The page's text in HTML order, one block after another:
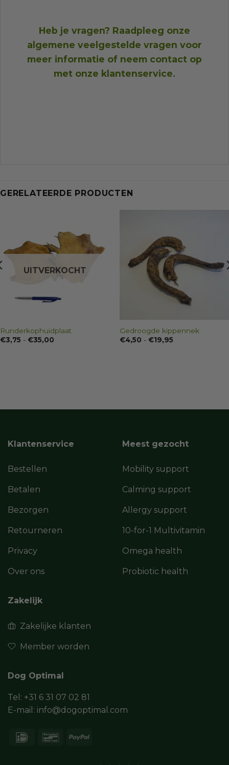
Heb je vragen? Raadpleeg onze
algemene veelgestelde vragen voor
meer informatie of neem contact op
met onze klantenservice.
GERELATEERDE PRODUCTEN
UITVERKOCHT
Runderkophuidplaat
€3,75 - €35,00Prijsklasse:
Gedroogde kippennek
€4,50 - €19,95Prijsklasse:
Klantenservice
Bestellen
Betalen
Bezorgen
Retourneren
Privacy
Over ons
Meest gezocht
Mobility support
Calming support
Allergy support
10-for-1 Multivitamin
Omega health
Probiotic health
Zakelijk
Zakelijke klanten
Member worden
Dog Optimal
Tel: +31 6 31 07 02 81
E-mail: info@dogoptimal.com
IDeal Bancontact
PayPal